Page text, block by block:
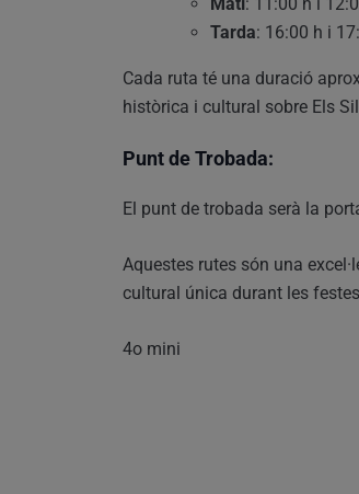
Matí: 11:00 h i
Tarda: 16:00 h i
Cada ruta té una duració
històrica i cultural sobre Els
Punt de Trobada:
El punt de trobada serà la
Aquestes rutes són una
cultural única durant les
4o mini